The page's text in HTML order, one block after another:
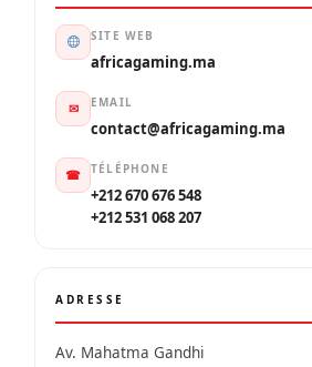
SITE WEB
africagaming.ma
✉ EMAIL
contact@africagaming.ma
☎ TÉLÉPHONE
+212 670 676 548
+212 531 068 207
ADRESSE
Av. Mahatma Gandhi